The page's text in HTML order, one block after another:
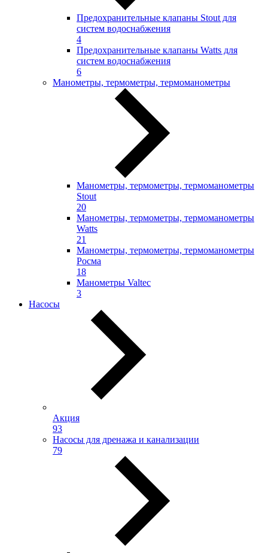
Предохранительные клапаны Stout для
систем водоснабжения
4
Предохранительные клапаны Watts для
систем водоснабжения
6
Манометры, термометры, термоманометры
Манометры, термометры, термоманометры
Stout
20
Манометры, термометры, термоманометры
Watts
21
Манометры, термометры, термоманометры
Росма
18
Манометры Valtec
3
Насосы
Акция
93
Насосы для дренажа и канализации
79